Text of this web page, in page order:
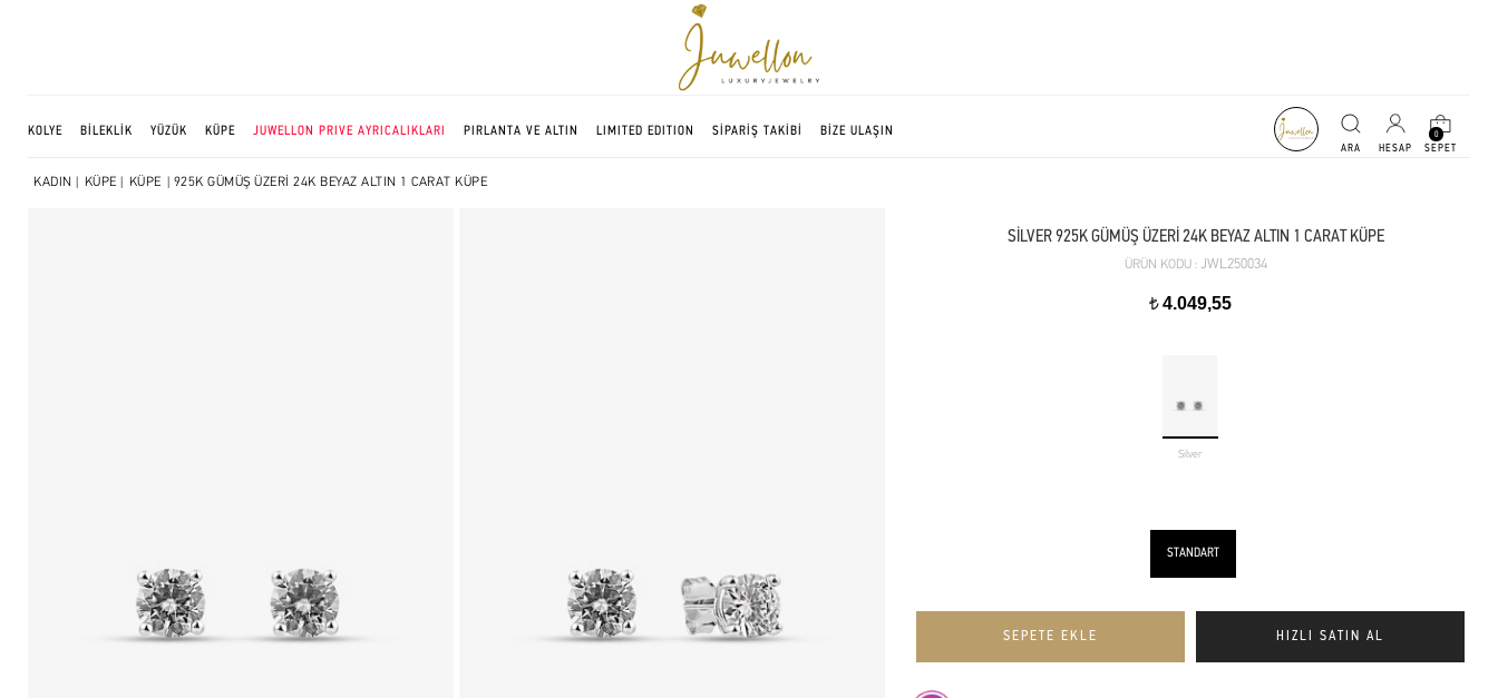
KOLYE BİLEKLİK YÜZÜK KÜPE JUWELLON PRIVE AYRICALIKLARI PIRLANTA VE ALTIN LIMITED EDITION SİPARİŞ TAKİBİ BİZE ULAŞIN 0
KADIN KÜPE KÜPE | 925K GÜMÜŞ ÜZERİ 24K BEYAZ ALTIN 1 CARAT KÜPE
SİLVER 925K GÜMÜŞ ÜZERİ 24K BEYAZ ALTIN 1 CARAT KÜPE
ÜRÜN KODU : JWL250034
t4.049,55
Silver
STANDART